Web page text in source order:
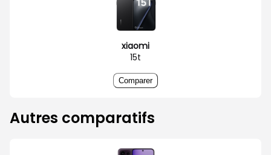
xiaomi
15t
Comparer
Autres comparatifs